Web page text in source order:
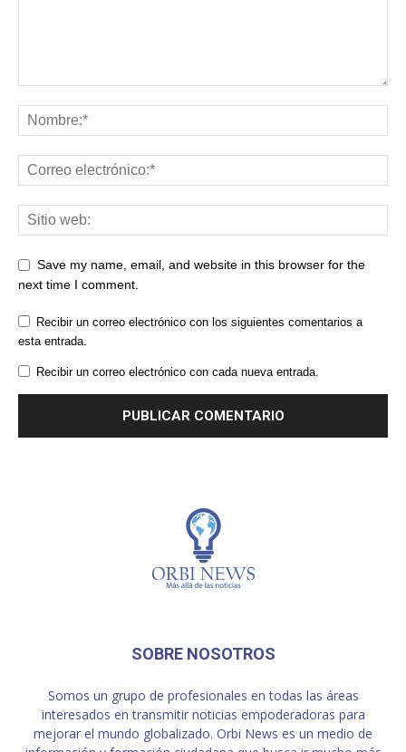
Save my name, email, and website in this browser for the
next time I comment.
Recibir un correo electrónico con los siguientes comentarios a
esta entrada.
Recibir un correo electrónico con cada nueva entrada.
SOBRE NOSOTROS
Somos un grupo de profesionales en todas las áreas
interesados en transmitir noticias empoderadoras para
mejorar el mundo globalizado. Orbi News es un medio de